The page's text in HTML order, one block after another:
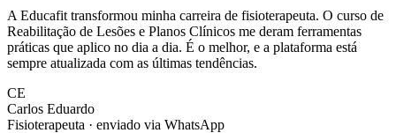
A Educafit transformou minha carreira de fisioterapeuta. O curso de
Reabilitação de Lesões e Planos Clínicos me deram ferramentas
práticas que aplico no dia a dia. É o melhor, e a plataforma está
sempre atualizada com as últimas tendências.
CE
Carlos Eduardo
Fisioterapeuta · enviado via WhatsApp